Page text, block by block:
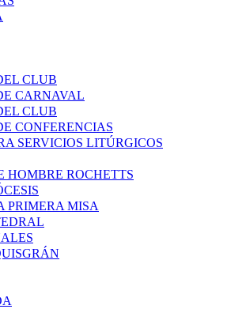
CLUB
CARNAVAL
CLUB
CONFERENCIAS
SERVICIOS LITÚRGICOS
HOMBRE ROCHETTS
PRIMERA MISA